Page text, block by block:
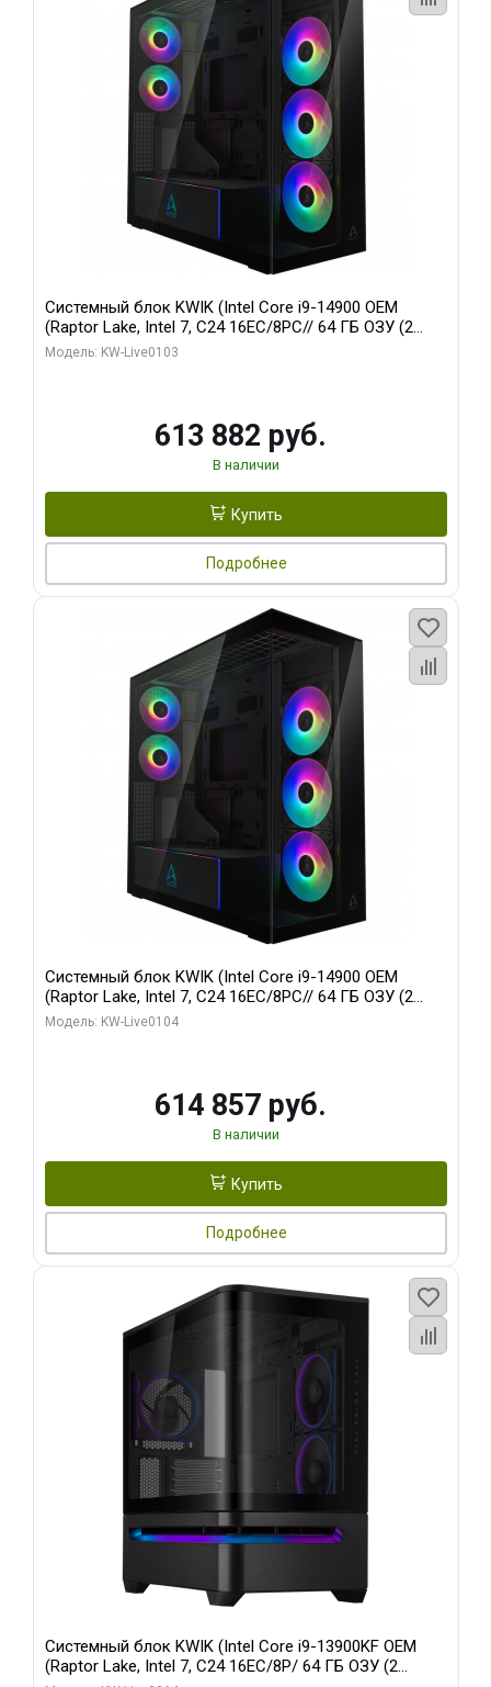
Системный блок KWIK (Intel Core i9-14900 OEM
(Raptor Lake, Intel 7, C24 16EC/8PC// 64 ГБ ОЗУ (2
модуля)/ Afox RTX4090 24GB GDDR6X 384-Bit 3xDP
Модель: KW-Live0103
613 882 руб.
В наличии
Купить
Подробнее
Системный блок KWIK (Intel Core i9-14900 OEM
(Raptor Lake, Intel 7, C24 16EC/8PC// 64 ГБ ОЗУ (2
модуля)/ Afox RTX4090 24GB GDDR6X 384-Bit 3xDP
Модель: KW-Live0104
614 857 руб.
В наличии
Купить
Подробнее
Системный блок KWIK (Intel Core i9-13900KF OEM
(Raptor Lake, Intel 7, C24 16EC/8P/ 64 ГБ ОЗУ (2